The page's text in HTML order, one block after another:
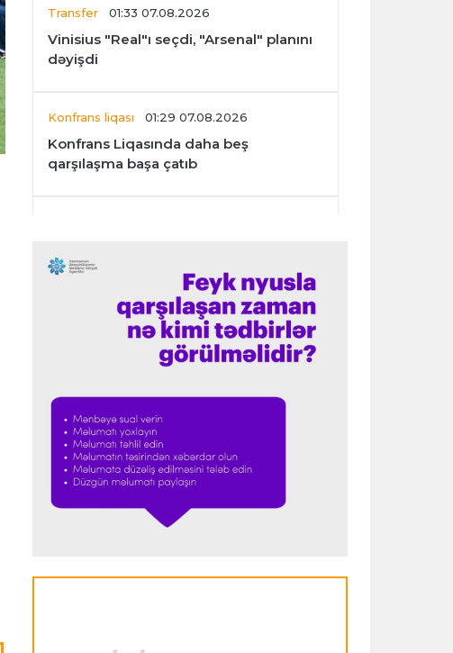
Transfer 01:33 07.08.2026
Vinisius "Real"ı seçdi, "Arsenal" planını
dəyişdi
Konfrans liqası 01:29 07.08.2026
Konfrans Liqasında daha beş
qarşılaşma başa çatıb
İspaniya L.L. 01:23 07.08.2026
"Barselona" Mərakeş klubuna qarşı
keçirilməsi planlaşdırılan yoldaşlıq
Dünya çempionatı
"Prezident səlahiyyətlərindən sui-
istifadə edib"- FIFPRO-dan İnfantinoya
"Antonelli çox etibarlı pilota çevrilib"